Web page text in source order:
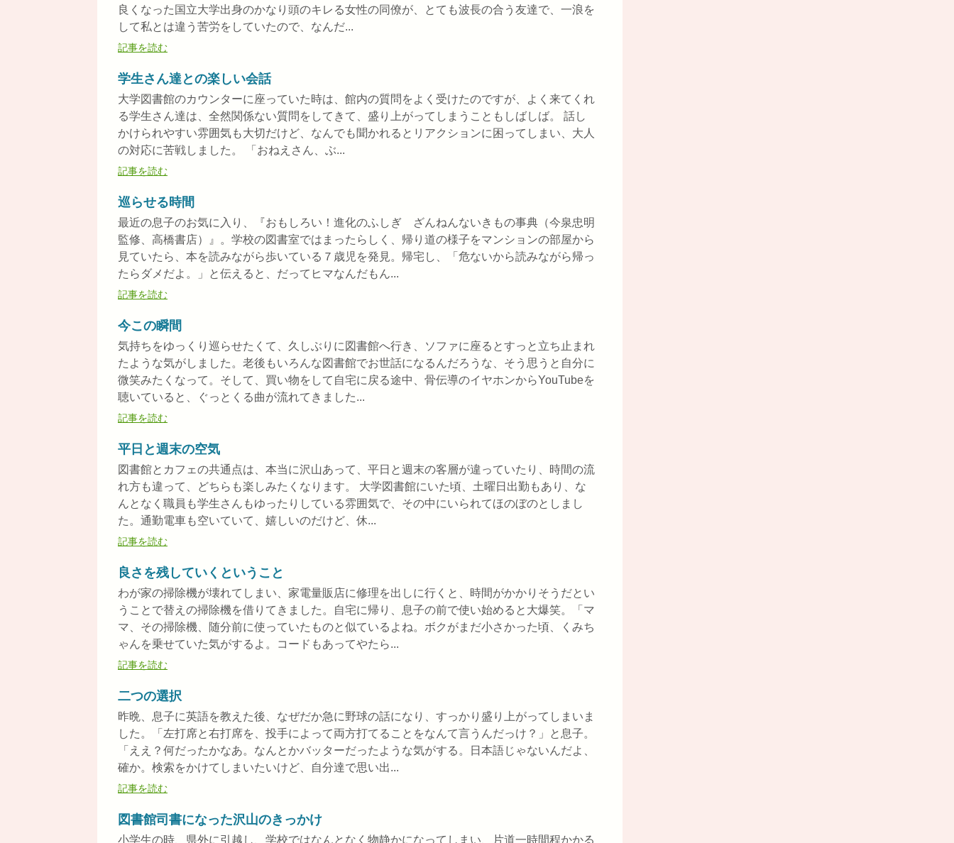
良くなった国立大学出身のかなり頭のキレる女性の同僚が、とても波長の合う友達で、一浪を
して私とは違う苦労をしていたので、なんだ...
記事を読む
学生さん達との楽しい会話
大学図書館のカウンターに座っていた時は、館内の質問をよく受けたのですが、よく来てくれ
る学生さん達は、全然関係ない質問をしてきて、盛り上がってしまうこともしばしば。 話し
かけられやすい雰囲気も大切だけど、なんでも聞かれるとリアクションに困ってしまい、大人
の対応に苦戦しました。 「おねえさん、ぶ...
記事を読む
巡らせる時間
最近の息子のお気に入り、『おもしろい！進化のふしぎ ざんねんないきもの事典（今泉忠明
監修、高橋書店）』。学校の図書室ではまったらしく、帰り道の様子をマンションの部屋から
見ていたら、本を読みながら歩いている７歳児を発見。帰宅し、「危ないから読みながら帰っ
たらダメだよ。」と伝えると、だってヒマなんだもん...
記事を読む
今この瞬間
気持ちをゆっくり巡らせたくて、久しぶりに図書館へ行き、ソファに座るとすっと立ち止まれ
たような気がしました。老後もいろんな図書館でお世話になるんだろうな、そう思うと自分に
微笑みたくなって。そして、買い物をして自宅に戻る途中、骨伝導のイヤホンからYouTubeを
聴いていると、ぐっとくる曲が流れてきました...
記事を読む
平日と週末の空気
図書館とカフェの共通点は、本当に沢山あって、平日と週末の客層が違っていたり、時間の流
れ方も違って、どちらも楽しみたくなります。 大学図書館にいた頃、土曜日出勤もあり、な
んとなく職員も学生さんもゆったりしている雰囲気で、その中にいられてほのぼのとしまし
た。通勤電車も空いていて、嬉しいのだけど、休...
記事を読む
良さを残していくということ
わが家の掃除機が壊れてしまい、家電量販店に修理を出しに行くと、時間がかかりそうだとい
うことで替えの掃除機を借りてきました。自宅に帰り、息子の前で使い始めると大爆笑。「マ
マ、その掃除機、随分前に使っていたものと似ているよね。ボクがまだ小さかった頃、くみち
ゃんを乗せていた気がするよ。コードもあってやたら...
記事を読む
二つの選択
昨晩、息子に英語を教えた後、なぜだか急に野球の話になり、すっかり盛り上がってしまいま
した。「左打席と右打席を、投手によって両方打てることをなんて言うんだっけ？」と息子。
「ええ？何だったかなあ。なんとかバッターだったような気がする。日本語じゃないんだよ、
確か。検索をかけてしまいたいけど、自分達で思い出...
記事を読む
図書館司書になった沢山のきっかけ
小学生の時、県外に引越し、学校ではなんとなく物静かになってしまい、片道一時間程かかる